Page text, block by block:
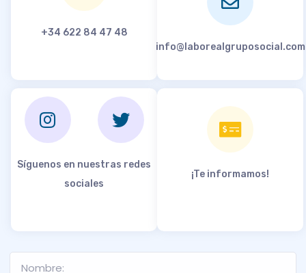
+34 622 84 47 48
info@laborealgruposocial.com
Síguenos en nuestras redes
sociales
¡Te informamos!